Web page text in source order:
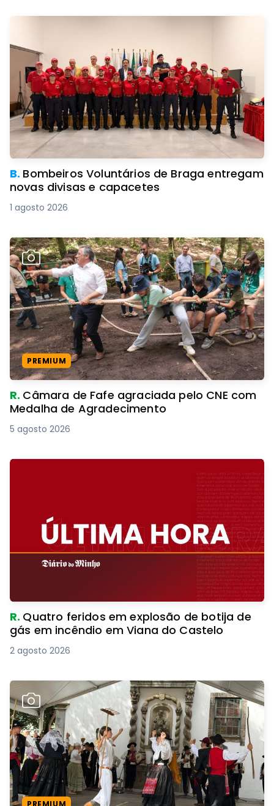
B. Bombeiros Voluntários de Braga entregam
novas divisas e capacetes
1 agosto 2026
PREMIUM
R. Câmara de Fafe agraciada pelo CNE com
Medalha de Agradecimento
5 agosto 2026
R. Quatro feridos em explosão de botija de
gás em incêndio em Viana do Castelo
2 agosto 2026
PREMIUM